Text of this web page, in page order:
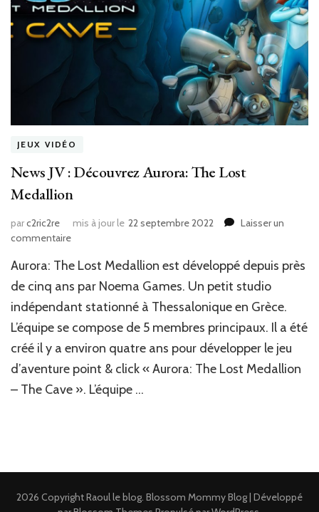
JEUX VIDÉO
News JV : Découvrez Aurora: The Lost
Medallion
parc2ric2re mis à jour le 22 septembre 2022
Laisser un
commentairesur
JV
:
Découvrez
Aurora:
The
Lost
Medallion
Aurora: The Lost Medallion est développé depuis près
de cinq ans par Noema Games. Un petit studio
indépendant stationné à Thessalonique en Grèce.
L’équipe se compose de 5 membres principaux. Il a été
créé il y a environ quatre ans pour développer le jeu
d’aventure point & click « Aurora: The Lost Medallion
– The Cave ». L’équipe …
2026 CopyrightRaoul le blog Blossom Mommy Blog | Développé